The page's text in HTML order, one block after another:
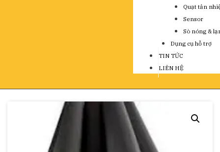
Quạt tản
Sensor
Sò nóng &
Dụng cụ hỗ trợ
TIN TỨC
LIÊN HỆ